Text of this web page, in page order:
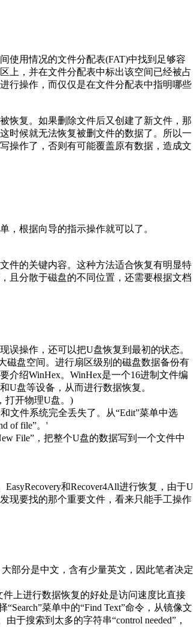
使用情况的文件分配表(FAT)中找到足够容
上，并在文件分配表中标出该空间已经被占
行操作，而仅仅是在文件分配表中指明哪些
恢复。如果删除文件后又创建了新文件，那
时候就无法恢复被删文件的数据了。所以一
操作了，否则有可能覆盖原有数据，造成文
，根据向导的指示操作就可以了。
的关键内容。这种方法适合恢复有明显特
且分散于磁盘的不同位置，还需要根据文档
操作，还可以把U盘恢复到最初的状态。
磁盘空间。进行扇区级别的磁盘数据备份有
介绍WinHex。WinHex是一个16进制文件编
U盘等设备，从而进行数据恢复。
，打开物理U盘。)
文件系统完全丢失了。从“Edit”菜单中选
of file”。'
File”，把整个U盘的数据写到一个文件中
和Recover4All进行恢复，由于U
现要找的那个重要文件，看来只能手工操作
分是中文，含有少量英文，因此笔者决定
上进行数据恢复的好处是访问速度比直接
菜单中的“Find Text”命令，从镜像文
于搜索到太多的字符串“control needed”，